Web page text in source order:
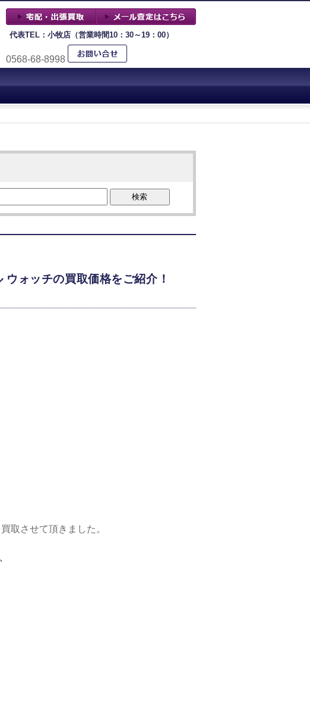
代表TEL：小牧店（営業時間10：30～19：00）
0568-68-8998
検索
ォッチの買取価格をご紹介！
買取させて頂きました。